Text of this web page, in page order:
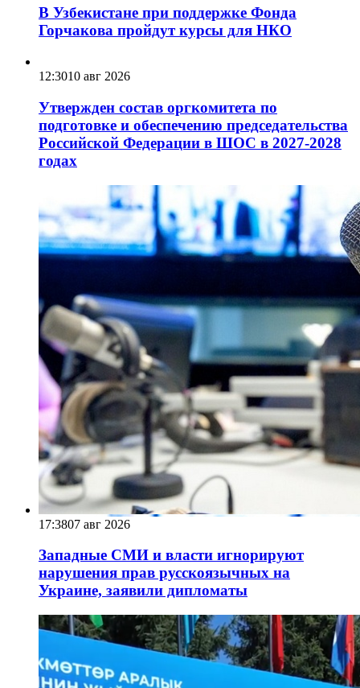
В Узбекистане при поддержке Фонда
Горчакова пройдут курсы для НКО
12:3010 авг 2026
Утвержден состав оргкомитета по
подготовке и обеспечению председательства
Российской Федерации в ШОС в 2027-2028
годах
17:3807 авг 2026
Западные СМИ и власти игнорируют
нарушения прав русскоязычных на
Украине, заявили дипломаты